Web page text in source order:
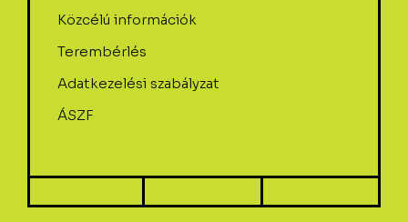
Közcélú információk
Terembérlés
Adatkezelési szabályzat
ÁSZF